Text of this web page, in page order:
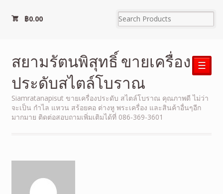
฿0.00
สยามรัตนพิสุทธิ์ ขายเครื่อง
ประดับสไตล์โบราณ
Siamratanapisut ขายเครื่องประดับ สไตล์โบราณ คุณภาพดี ไม่ว่า
จะเป็น กำไล แหวน สร้อยคอ ต่างหู พระเครื่อง และสินค้าอื่นๆอีก
มากมาย ติดต่อสอบถามเพิ่มเติมได้ที่ 086-369-3601
☰